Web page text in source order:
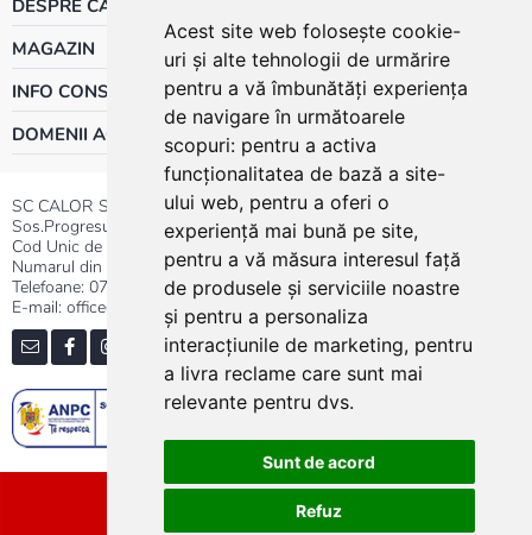
Acest site web folosește cookie-
uri și alte tehnologii de urmărire
pentru a vă îmbunătăți experiența
de navigare în următoarele
scopuri: pentru a activa
funcționalitatea de bază a site-
ului web, pentru a oferi o
experiență mai bună pe site,
pentru a vă măsura interesul față
de produsele și serviciile noastre
și pentru a personaliza
interacțiunile de marketing, pentru
a livra reclame care sunt mai
relevante pentru dvs.
Sunt de acord
Refuz
DESPRE CALOR
MAGAZIN
INFO CONSUMATOR
DOMENII ACTIVITATE
SC CALOR SRL
Sos.Progresului nr.30-40, Sector 5, Bucuresti
Cod Unic de Inregistrare: RO 3004724
Numarul din Registrul Comertului:J40/13176/1991
Telefoane: 0737.23.44.44|021.411.44.44
E-mail: office@calor.ro